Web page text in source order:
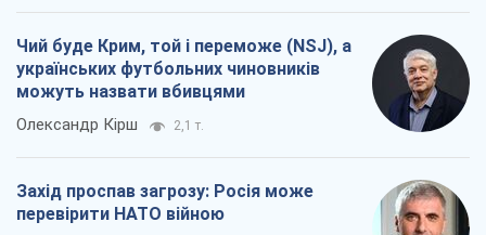
Чий буде Крим, той і переможе (NSJ), а
українських футбольних чиновників
можуть назвати вбивцями
Олександр Кірш 2,1 т.
Захід проспав загрозу: Росія може
перевірити НАТО війною